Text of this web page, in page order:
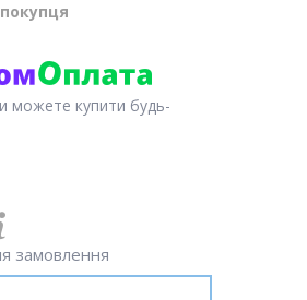
можете купити будь-
замовлення